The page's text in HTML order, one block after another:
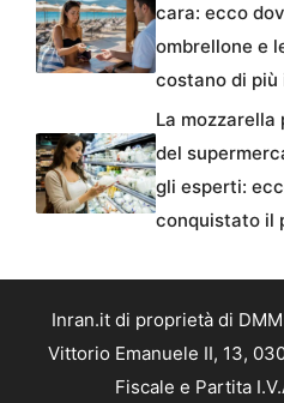
cara: ecco
ombrellone e
costano di più
La mozzarella
del
gli esperti:
conquistato il
Inran.it di proprietà di
Vittorio Emanuele II, 13,
Fiscale e Partita